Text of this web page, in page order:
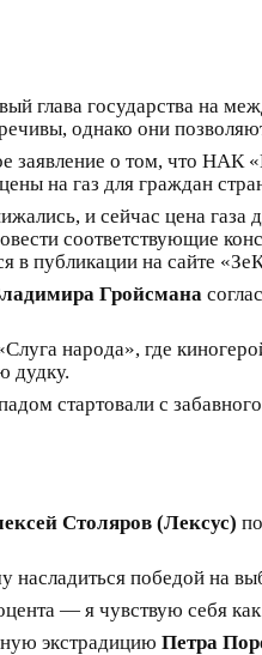
глава государства на
однако они
заявление о том, что
на газ для граждан
и сейчас цена
соответствующие
в публикации на сайте
Гройсмана
народа», где
дудку.
стартовали с
Столяров (Лексус)
насладиться победой на
— я чувствую себя
экстрадицию Петра